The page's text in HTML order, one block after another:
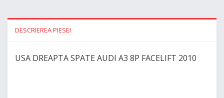
DESCRIEREA PIESEI
USA DREAPTA SPATE AUDI A3 8P FACELIFT 2010